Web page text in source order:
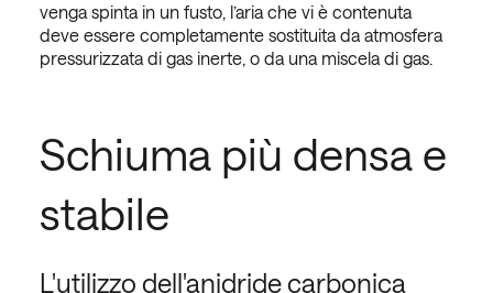
venga spinta in un fusto, l’aria che vi è contenuta
deve essere completamente sostituita da atmosfera
pressurizzata di gas inerte, o da una miscela di gas.
Schiuma più densa e
stabile
L'utilizzo dell'anidride carbonica